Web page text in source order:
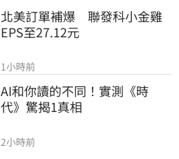
北美訂單補爆　聯發科小金雞
EPS至27.12元
1小時前
AI和你讀的不同！實測《時
代》驚揭1真相
2小時前